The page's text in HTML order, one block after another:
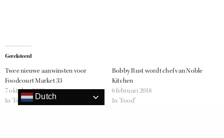
Gerelateerd
Twee nieuwe aanwinsten voor
Foodcourt Market 33
7 oktober 2018
In "Food"
Bobby Rust wordt chef van Noble
Kitchen
6 februari 2018
In "Food"
Dutch